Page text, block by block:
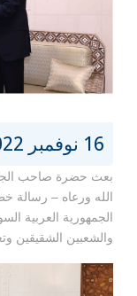
16 نوفمبر 2022
بعث حضرة صاحب
الله ورعاه – رسالة
الجمهورية العربية
والشعبين الشقيقين